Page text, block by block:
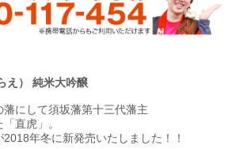
え） 純米大吟醸
にして須坂藩第十三代藩主
直虎」。
年冬に新発売いたしました！！